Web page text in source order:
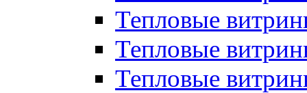
Тепловые
Тепловые
Тепловые